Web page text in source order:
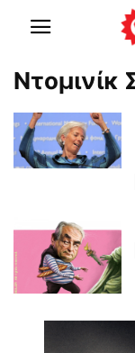
Ντομινίκ